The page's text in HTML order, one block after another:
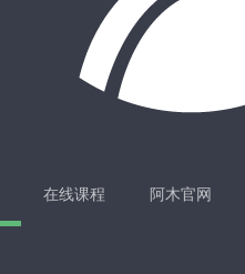
在线课程 阿木官网